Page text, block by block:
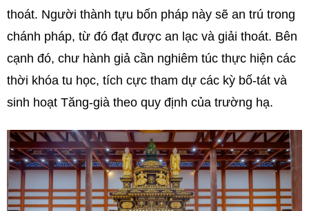
thoát. Người thành tựu bốn pháp này sẽ an trú trong
chánh pháp, từ đó đạt được an lạc và giải thoát. Bên
cạnh đó, chư hành giả cần nghiêm túc thực hiện các
thời khóa tu học, tích cực tham dự các kỳ bố-tát và
sinh hoạt Tăng-già theo quy định của trường hạ.